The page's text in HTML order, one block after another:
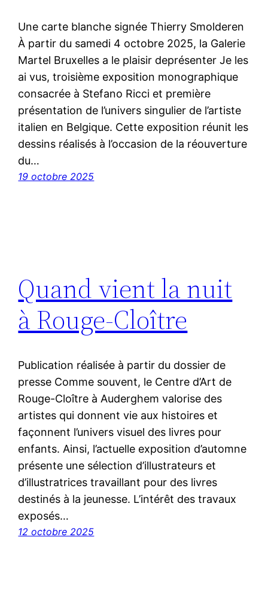
Une carte blanche signée Thierry Smolderen
À partir du samedi 4 octobre 2025, la Galerie
Martel Bruxelles a le plaisir deprésenter Je les
ai vus, troisième exposition monographique
consacrée à Stefano Ricci et première
présentation de l’univers singulier de l’artiste
italien en Belgique. Cette exposition réunit les
dessins réalisés à l’occasion de la réouverture
du…
19 octobre 2025
Quand vient la nuit
à Rouge-Cloître
Publication réalisée à partir du dossier de
presse Comme souvent, le Centre d’Art de
Rouge-Cloître à Auderghem valorise des
artistes qui donnent vie aux histoires et
façonnent l’univers visuel des livres pour
enfants. Ainsi, l’actuelle exposition d’automne
présente une sélection d’illustrateurs et
d’illustratrices travaillant pour des livres
destinés à la jeunesse. L’intérêt des travaux
exposés…
12 octobre 2025